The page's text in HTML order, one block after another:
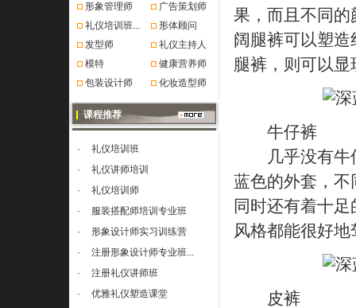
形象管理师
广告策划师
礼仪培训班...
形体顾问
发型师
礼仪主持人
模特
健康营养师
包装设计师
化妆造型师
课程推荐
·
礼仪培训班
·
礼仪讲师培训
·
礼仪培训师
·
服装搭配师培训专业班
·
形象设计师实习训练营
·
注册形象设计师专业班...
·
注册礼仪讲师班
·
优雅礼仪塑造课堂
果，而且不同
阔腿裤可以塑
腿裤，则可以
牛仔裤
几乎没有牛仔
蓝色的外套，
同时还有着十
风格都能很好地
皮裤